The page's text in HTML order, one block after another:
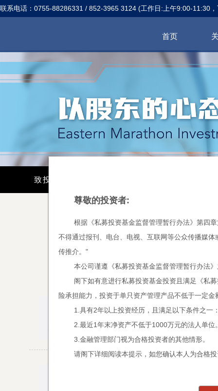
尊敬的投资者:
根据《私募投资基金监督管理暂行办法》第四
不得通过报刊、电台、电视、互联网等公众传播媒
传推介。"
本公司谨遵《私募投资基金监督管理暂行办法
阁下如有意进行私募投资基金投资且满足《私
险承担能力，投资于单只资产管理产品不低于一定
1.具有2年以上投资经历，且满足以下条件之
2.最近1年末净资产不低于1000万元的法人单位
3.金融管理部门视为合格投资者的其他情形。
请阁下详细阅读本提示，如您确认本人为合格
联系电话：0755-88286331 / 852-3965 3124 (工作日:上午9:00-11:30
首页
致投资者
关于提醒广大投资者警惕不
关于提醒广大投资者警惕不法分